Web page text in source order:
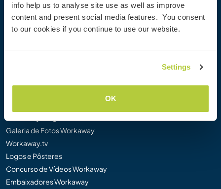
info help us to analyse site use as well as improve
content and present social media features. You consent
to our cookies if you continue to use our website.
Settings
OK
Informações para anfitriões
Informações para Workawayers
Cadastrar-se como workawayer
Galeria de Fotos Workaway
Workaway.tv
Logos e Pôsteres
Concurso de Vídeos Workaway
Embaixadores Workaway